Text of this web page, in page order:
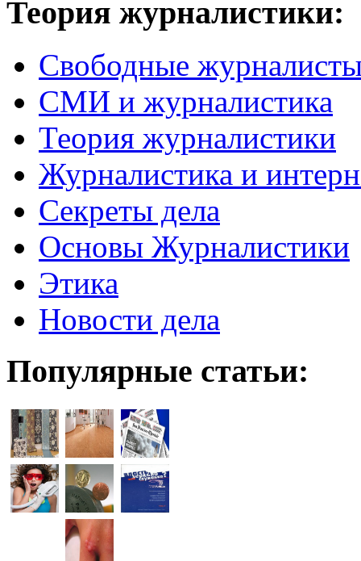
Теория журналистики:
Свободные
СМИ и журналистика
Теория журналистики
Журналистика и
Секреты дела
Основы Журналистики
Этика
Новости дела
Популярные статьи: